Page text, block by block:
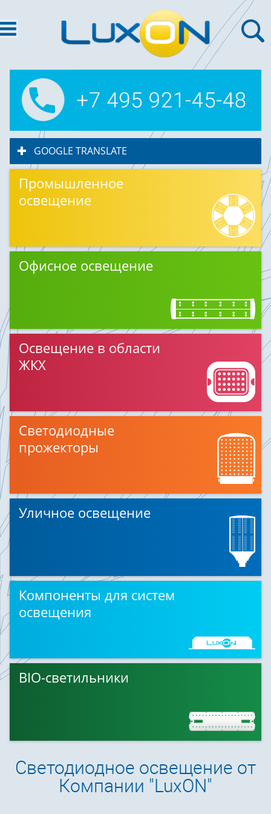
GOOGLE TRANSLATE
Промышленное
освещение
Офисное освещение
Освещение в области
ЖКХ
Светодиодные
прожекторы
Уличное освещение
Компоненты для систем
освещения
BIO-светильники
Светодиодное освещение от
Компании "LuxON"